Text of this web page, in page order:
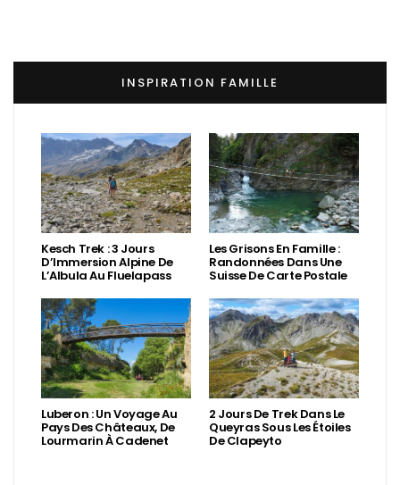
INSPIRATION FAMILLE
Kesch Trek : 3 Jours
D’Immersion Alpine De
L’Albula Au Fluelapass
Les Grisons En Famille :
Randonnées Dans Une
Suisse De Carte Postale
Luberon : Un Voyage Au
Pays Des Châteaux, De
Lourmarin À Cadenet
2 Jours De Trek Dans Le
Queyras Sous Les Étoiles
De Clapeyto